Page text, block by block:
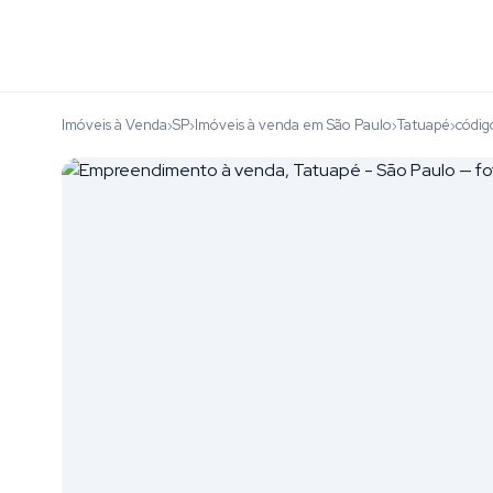
Imóveis à Venda›SP›Imóveis à venda em São Paulo›Tatuapé›